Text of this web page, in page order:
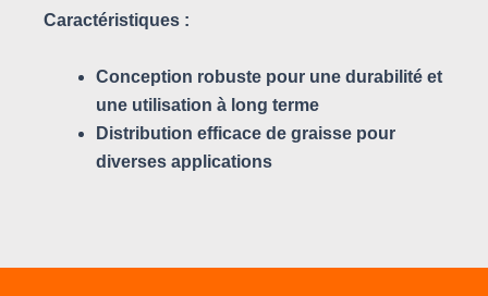
Caractéristiques :
Conception robuste pour une durabilité et
une utilisation à long terme
Distribution efficace de graisse pour
diverses applications